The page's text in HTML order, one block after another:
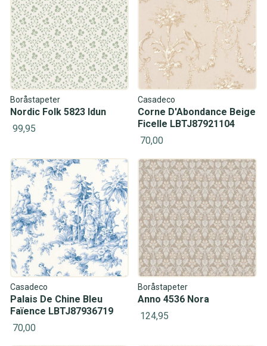
Boråstapeter
Nordic Folk 5823 Idun
99,95
Casadeco
Corne D'Abondance Beige
Ficelle LBTJ87921104
70,00
Casadeco
Palais De Chine Bleu
Faïence LBTJ87936719
70,00
Boråstapeter
Anno 4536 Nora
124,95